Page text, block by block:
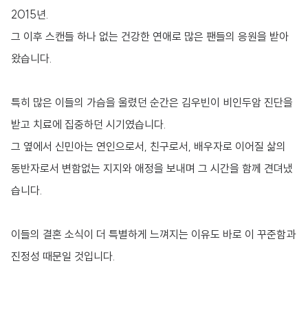
2015년.
그 이후 스캔들 하나 없는 건강한 연애로 많은 팬들의 응원을 받아
왔습니다.
특히 많은 이들의 가슴을 울렸던 순간은 김우빈이 비인두암 진단을
받고 치료에 집중하던 시기였습니다.
그 옆에서 신민아는 연인으로서, 친구로서, 배우자로 이어질 삶의
동반자로서 변함없는 지지와 애정을 보내며 그 시간을 함께 견뎌냈
습니다.
이들의 결혼 소식이 더 특별하게 느껴지는 이유도 바로 이 꾸준함과
진정성 때문일 것입니다.